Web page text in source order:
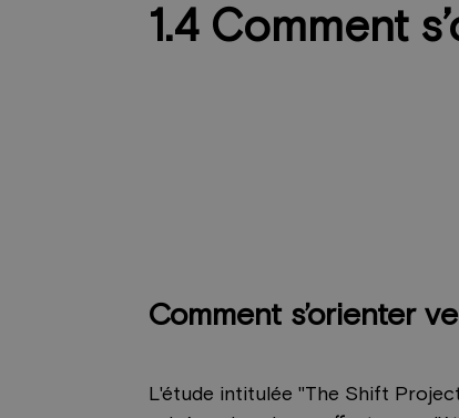
1.4 Comment
Comment s’orienter
L'étude intitulée "The Shift